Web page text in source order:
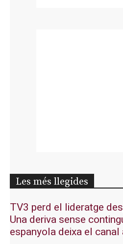
Les més llegides
TV3 perd el lideratge
Una deriva sense
espanyola deixa el canal